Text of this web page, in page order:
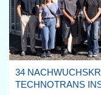
34
TECHNOTRANS